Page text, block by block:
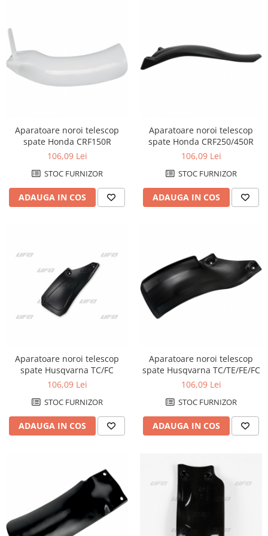
Aparatoare noroi telescop
spate Honda CRF150R
106,09 Lei
STOC FURNIZOR
ADAUGA IN COS
Aparatoare noroi telescop
spate Honda CRF250/450R
106,09 Lei
STOC FURNIZOR
ADAUGA IN COS
Aparatoare noroi telescop
spate Husqvarna TC/FC
106,09 Lei
STOC FURNIZOR
ADAUGA IN COS
Aparatoare noroi telescop
spate Husqvarna TC/TE/FE/FC
106,09 Lei
STOC FURNIZOR
ADAUGA IN COS